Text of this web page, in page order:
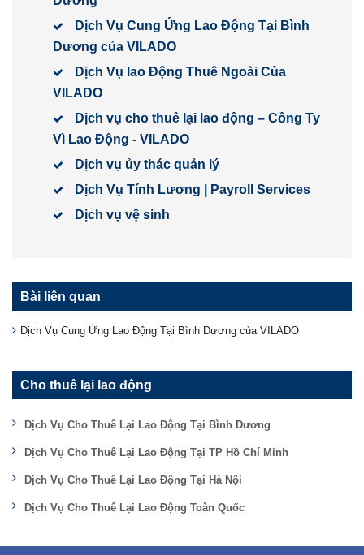
Dịch Vụ Cung Ứng Lao Động Tại Bình
Dương của VILADO
Dịch Vụ lao Động Thuê Ngoài Của
VILADO
Dịch vụ cho thuê lại lao động – Công Ty
Vì Lao Động - VILADO
Dịch vụ ủy thác quản lý
Dịch Vụ Tính Lương | Payroll Services
Dịch vụ vệ sinh
Bài liên quan
Dịch Vụ Cung Ứng Lao Động Tại Bình Dương của VILADO
Cho thuê lại lao động
Dịch Vụ Cho Thuê Lại Lao Động Tại Bình Dương
Dịch Vụ Cho Thuê Lại Lao Động Tại TP Hồ Chí Minh
Dịch Vụ Cho Thuê Lại Lao Động Tại Hà Nội
Dịch Vụ Cho Thuê Lại Lao Động Toàn Quốc